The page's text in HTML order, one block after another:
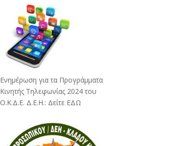
Ενημέρωση για τα Προγράμματα
Κινητής Τηλεφωνίας 2024 του
Ο.Κ.Δ.Ε. Δ.Ε.Η.: Δείτε ΕΔΩ